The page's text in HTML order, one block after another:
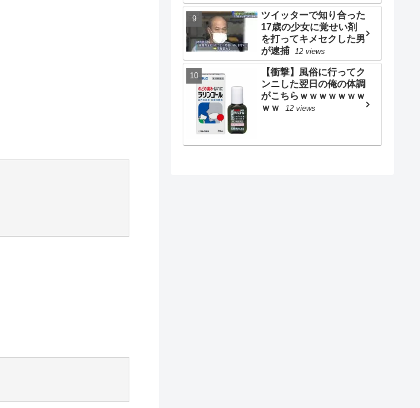
ツイッターで知り合った
17歳の少女に覚せい剤
を打ってキメセクした男
が逮捕 12 views
【衝撃】風俗に行ってク
ンニした翌日の俺の体調
がこちらｗｗｗｗｗｗｗ
ｗｗ
12 views